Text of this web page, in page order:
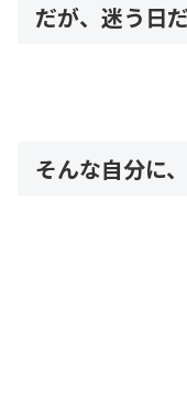
だが、迷う日
そんな自分に